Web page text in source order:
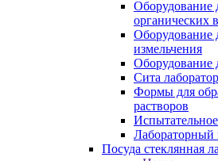
Оборудование
органических
Оборудование
измельчения
Оборудование
Сита
Формы для
растворов
Лабораторный
Посуда стеклянная